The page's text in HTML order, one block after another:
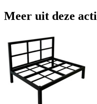
Meer uit deze